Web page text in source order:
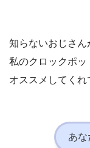
知らないおじさん
私のクロックポッ
オススメしてく
あな